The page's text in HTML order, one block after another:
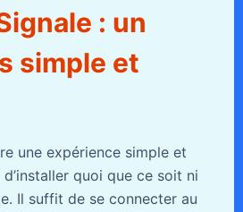
: un
simple et
une expérience simple et
quoi que ce soit ni
Il suffit de se connecter au